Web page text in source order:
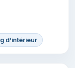
d'intérieur